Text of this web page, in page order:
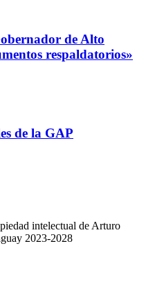
de Alto
respaldatorios»
de la GAP
intelectual de Arturo
2023-2028